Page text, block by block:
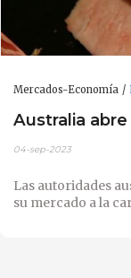
Mercados-Economía
Australia
04-sep-2023
Las autoridades
su mercado a la